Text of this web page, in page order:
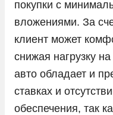
Mercedes-Benz
Mini
Mitsubishi
Omoda
покупки с
вложениями. За
клиент может
снижая нагрузку
авто обладает и
ставках и
обеспечения, так